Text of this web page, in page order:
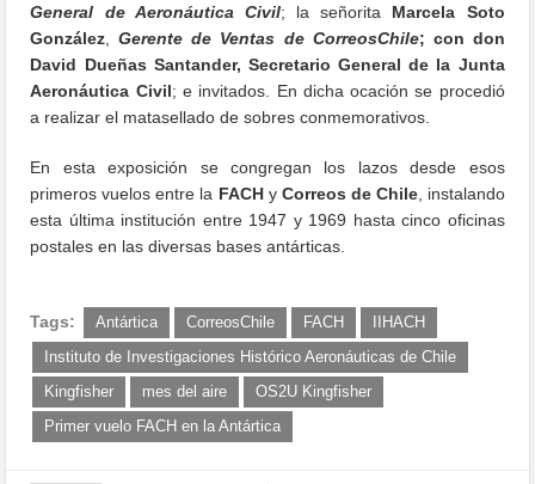
General de Aeronáutica Civil; la señorita Marcela Soto
González
Gerente de Ventas de CorreosChile; con don
David Dueñas Santander, Secretario General de la Junta
Aeronáutica Civil; e invitados. En dicha ocación se procedió
a realizar el matasellado de sobres conmemorativos.
En esta exposición se congregan los lazos desde esos
primeros vuelos entre la FACHy Correos de Chile, instalando
esta última institución entre 1947 y 1969 hasta cinco oficinas
postales en las diversas bases antárticas.
Tags: Antártica CorreosChile FACH
IIHACH
Instituto de Investigaciones Histórico Aeronáuticas de Chile
Kingfisher
mes del aire
OS2U Kingfisher
Primer vuelo FACH en la Antártica